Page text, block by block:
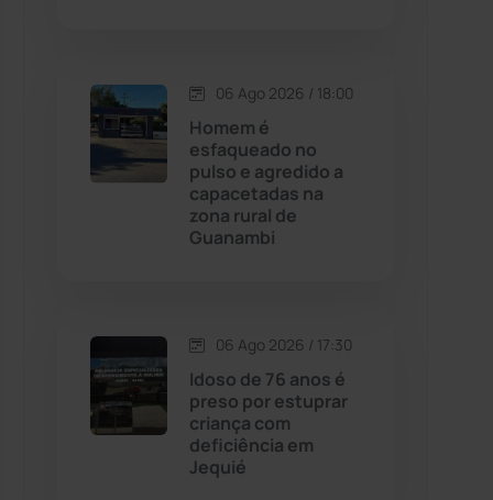
Cordeiros
Dom Basílio
Érico Cardoso
Esportes
06 Ago 2026 / 18:00
Homem é
esfaqueado no
pulso e agredido a
capacetadas na
zona rural de
Guanambi
06 Ago 2026 / 17:30
Idoso de 76 anos é
preso por estuprar
criança com
deficiência em
Jequié